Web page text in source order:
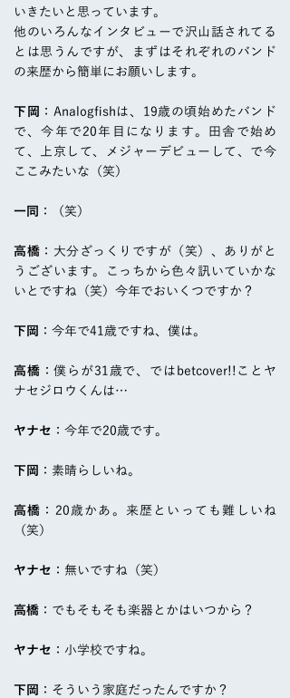
いきたいと思っています。
他のいろんなインタビューで沢山話されてる
とは思うんですが、まずはそれぞれのバンド
の来歴から簡単にお願いします。
下岡 ：Analogfishは、19歳の頃始めたバンド
で、今年で20年目になります。田舎で始め
て、上京して、メジャーデビューして、で今
ここみたいな（笑）
一同 ：（笑）
高橋 ：大分ざっくりですが（笑）、ありがと
うございます。こっちから色々訊いていかな
いとですね（笑）今年でおいくつですか？
下岡 ：今年で41歳ですね、僕は。
高橋 ：僕らが31歳で、ではbetcover!!ことヤ
ナセジロウくんは…
ヤナセ ：今年で20歳です。
下岡 ：素晴らしいね。
高橋 ：20歳かあ。来歴といっても難しいね
（笑）
ヤナセ ：無いですね（笑）
高橋 ：でもそもそも楽器とかはいつから？
ヤナセ ：小学校ですね。
下岡 ：そういう家庭だったんですか？